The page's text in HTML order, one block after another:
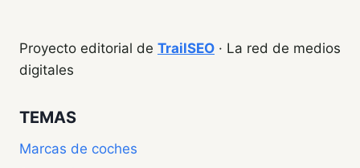
Proyecto editorial de TrailSEO · La red de medios
digitales
TEMAS
Marcas de coches